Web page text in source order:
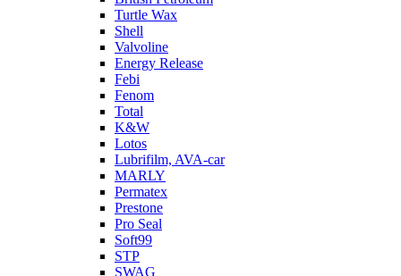
Turtle Wax
Shell
Valvoline
Energy Release
Febi
Fenom
Total
K&W
Lotos
Lubrifilm, AVA-car
MARLY
Permatex
Prestone
Pro Seal
Soft99
STP
SWAG